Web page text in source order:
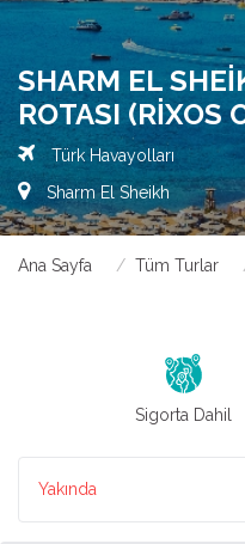
SHARM EL
ROTASI (RIXOS
Türk Havayolları
Sharm El Sheikh
Ana Sayfa Tüm Turlar
Sigorta Dahil
Yakında